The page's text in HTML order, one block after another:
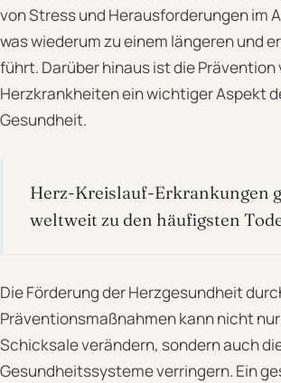
von Stress und Herausforderungen im
was wiederum zu einem längeren und
führt. Darüber hinaus ist die Prävention
Herzkrankheiten ein wichtiger Aspekt
Gesundheit.
Herz-Kreislauf-Erkrankungen
weltweit zu den häufigsten
Die Förderung der Herzgesundheit
Präventionsmaßnahmen kann nicht
Schicksale verändern, sondern auch
Gesundheitssysteme verringern. Ein